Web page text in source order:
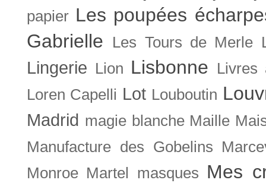
papier Les poupées
Gabrielle
Les Tours de Merle
Lingerie Lion Lisbonne
Livres
Loren Capelli Lot Louboutin
Madrid magie blanche Maille
Manufacture des Gobelins
Monroe Martel masques Mes